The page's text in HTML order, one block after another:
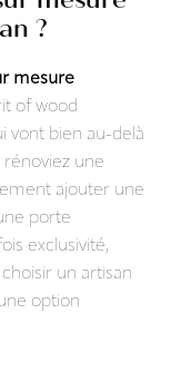
?
mesure
of wood
vont bien au-delà
une
ajouter une
porte
exclusivité,
un artisan
option